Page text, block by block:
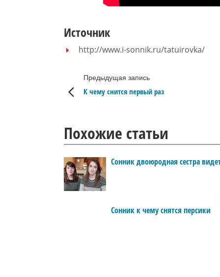
Источник
http://www.i-sonnik.ru/tatuirovka/
Предыдущая запись
К чему снится первый раз
Похожие статьи
Сонник двоюродная сестра
Сонник к чему снятся персики